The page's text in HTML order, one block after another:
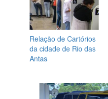
Relação de Cartórios
da cidade de Rio das
Antas